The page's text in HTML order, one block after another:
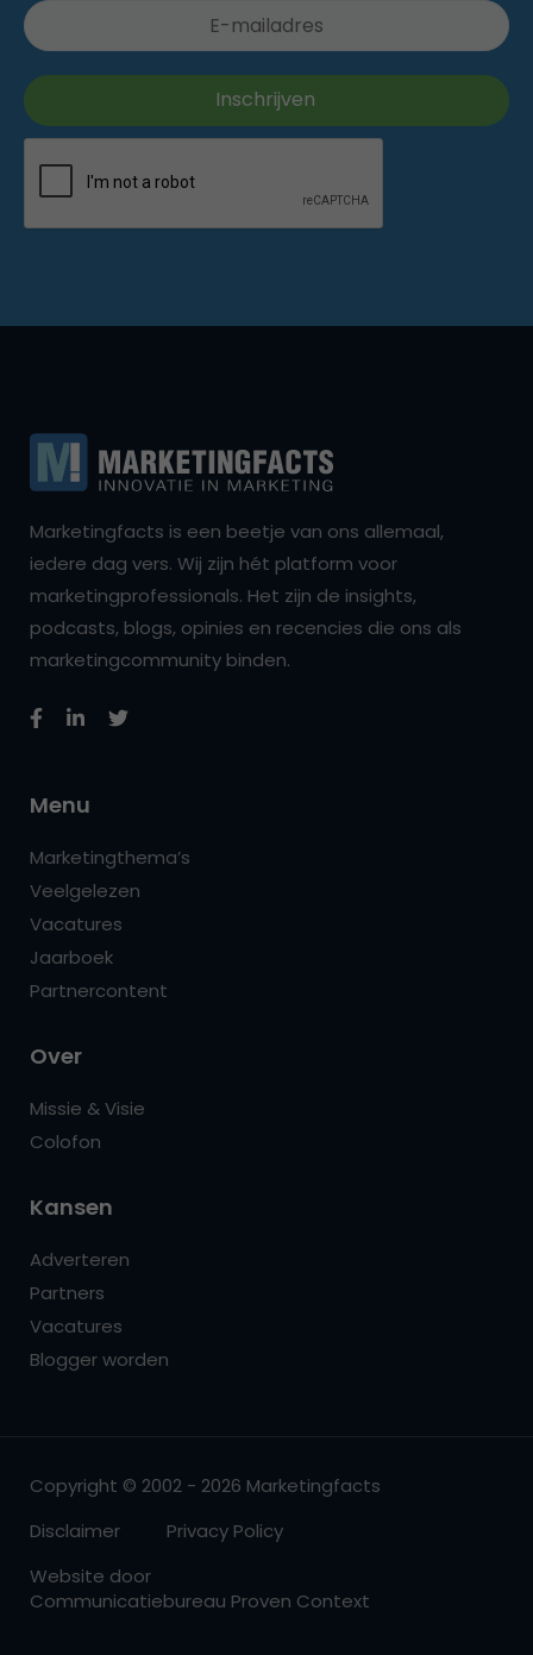
Marketingfacts is een beetje van ons allemaal,
iedere dag vers. Wij zijn hét platform voor
marketingprofessionals. Het zijn de insights,
podcasts, blogs, opinies en recencies die ons als
marketingcommunity binden.
Menu
Marketingthema’s
Veelgelezen
Vacatures
Jaarboek
Partnercontent
Over
Missie & Visie
Colofon
Kansen
Adverteren
Partners
Vacatures
Blogger worden
Copyright © 2002 - 2026 Marketingfacts
Disclaimer
Privacy Policy
Website door
Communicatiebureau Proven Context